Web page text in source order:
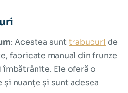
: Acestea sunt trabucuri de
fabricate manual din frunze
Ele oferă o
și nuanțe și sunt adesea